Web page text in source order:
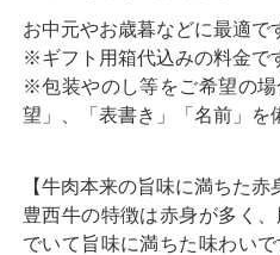
お中元やお歳暮などに最適で
※ギフト用箱代込みの料金で
※包装やのし等をご希望の
望」、「表書き」「名前」を
【牛肉本来の旨味に満ちた赤
豊西牛の特徴は赤身が多く
でいて旨味に満ちた味わい